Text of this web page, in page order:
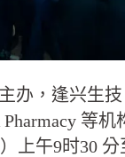
，逢兴生技
等
）上午9时30